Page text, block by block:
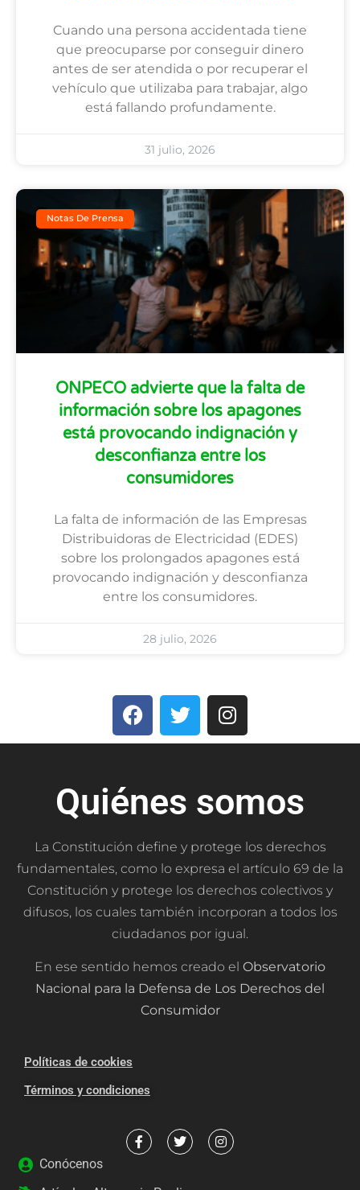
Cuando una persona accidentada tiene
que preocuparse por conseguir dinero
antes de ser atendida o por recuperar el
vehículo que utilizaba para trabajar, algo
está fallando profundamente.
31 julio, 2026
Notas De Prensa
ONPECO advierte que la falta de
información sobre los apagones
está provocando indignación y
desconfianza entre los
consumidores
La falta de información de las Empresas
Distribuidoras de Electricidad (EDES)
sobre los prolongados apagones está
provocando indignación y desconfianza
entre los consumidores.
28 julio, 2026
Quiénes somos
La Constitución define y protege los derechos
fundamentales, como lo expresa el artículo 69 de la
Constitución y protege los derechos colectivos y
difusos, los cuales también incorporan a todos los
ciudadanos por igual.
En ese sentido hemos creado el Observatorio
Nacional para la Defensa de Los Derechos del
Consumidor
Políticas de cookies
Términos y condiciones
Conócenos